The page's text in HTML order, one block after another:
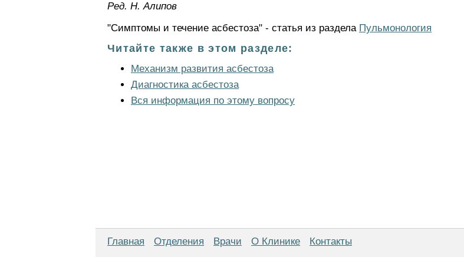
Ред. Н. Алипов
"Симптомы и течение асбестоза" - статья из раздела Пульмонология
Читайте также в этом разделе:
Механизм развития асбестоза
Диагностика асбестоза
Вся информация по этому вопросу
Главная Отделения Врачи О Клинике Контакты